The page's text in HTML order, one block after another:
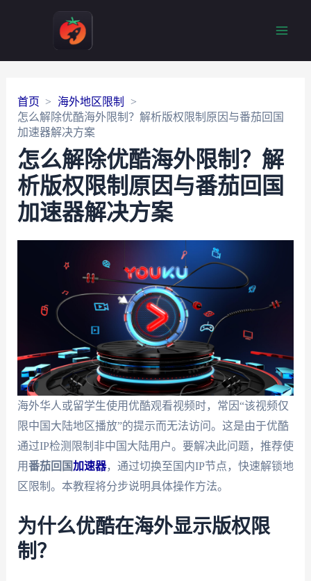
首页
海外地区限制
怎么解除优酷海外限制？解析版权限制原因与番茄回国
加速器解决方案
怎么解除优酷海外限制？解
析版权限制原因与番茄回国
加速器解决方案
海外华人或留学生使用优酷观看视频时，常因“该视频仅
限中国大陆地区播放”的提示而无法访问。这是由于优酷
通过IP检测限制非中国大陆用户。要解决此问题，推荐使
用番茄回国加速器，通过切换至国内IP节点，快速解锁地
区限制。本教程将分步说明具体操作方法。
为什么优酷在海外显示版权限
制？